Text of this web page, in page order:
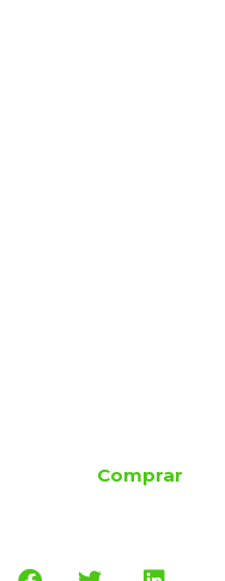
Comprar